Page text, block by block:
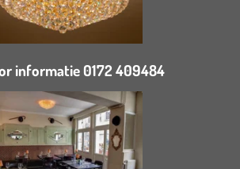
informatie 0172 409484